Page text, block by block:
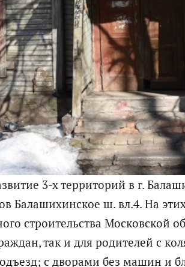
3-х территорий в г.
Балашихинское ш. вл.4. На
строительства Московской
так и для родителей с
с дворами без машин и